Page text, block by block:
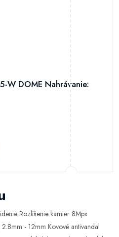
W DOME Nahrávanie:
Rozlíšenie kamier 8Mpx
- 12mm Kovové antivandal